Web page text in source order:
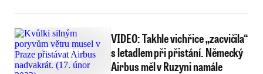
VIDEO: Takhle vichřice „zacvičila“
s letadlem při přistání. Německý
Airbus měl v Ruzyni namále